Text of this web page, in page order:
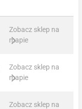
Zobacz sklep na
mapie
Zobacz sklep na
mapie
Zobacz sklep na